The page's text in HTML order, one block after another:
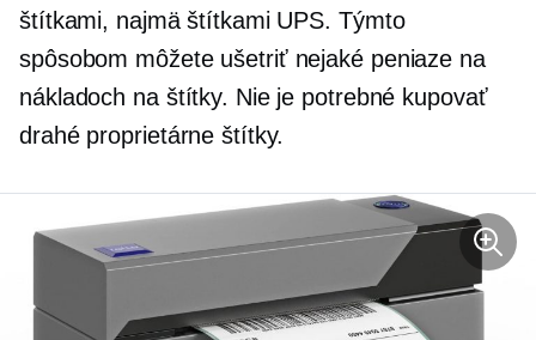
štítkami, najmä štítkami UPS. Týmto
spôsobom môžete ušetriť nejaké peniaze na
nákladoch na štítky. Nie je potrebné kupovať
drahé proprietárne štítky.